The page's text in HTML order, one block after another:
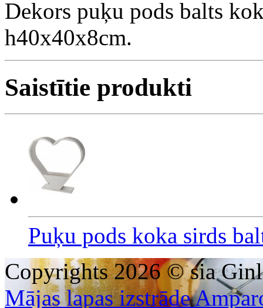
Dekors puķu pods balts
h40x40x8cm.
Saistītie produkti
Puķu pods koka sirds
Copyrights 2026 © sia
Mājas lapas izstrāde